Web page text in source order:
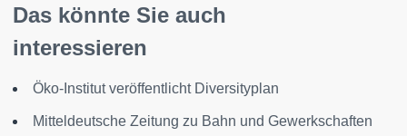
Das könnte Sie auch
interessieren
Öko-Institut veröffentlicht Diversityplan
Mitteldeutsche Zeitung zu Bahn und Gewerkschaften